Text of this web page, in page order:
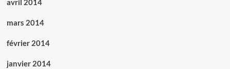
avril 2014
mars 2014
février 2014
janvier 2014